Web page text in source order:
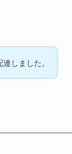
達しました。